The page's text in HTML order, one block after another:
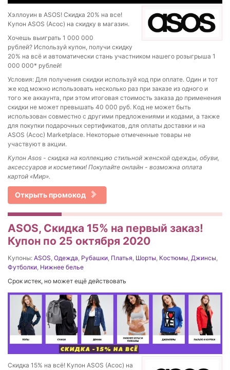
Хэллоуин в ASOS! Скидка 20% на все!
Купон ASOS (Асос) на скидку в магазин.
Хочешь выиграть 1 000 000
рублей? Используй купон, получи скидку
20% на всё и автоматически стань участником нашего розыгрыша 1
000 000* рублей!
Условия: Для получения скидки используй код при оплате. Один и тот
же код можно использовать несколько раз при заказе из одного и
того же аккаунта, при этом итоговая стоимость заказа до применения
скидки не может превышать 40 000 руб. Код не может быть
использован совместно с другими предложениями и кодами, а также
для покупки подарочных сертификатов, для оплаты доставки и на
ASOS (Асос) Marketplace. Некоторые отмеченные товары не
участвуют в акции.
Купон Asos - скидка на коллекцию стильной женской одежды, обуви,
аксессуаров и косметики! Покупайте онлайн - возможна оплата
картой «Мир».
Открыть промокод
ASOS, Скидка 15% на первый заказ!
Купон по 25 октября 2020
Купоны: ASOS Одежда Рубашки Платья Шорты Костюмы Джинсы
Футболки Нижнее белье
Срок истек, но может ещё действовать
Скидка 15% на всё! Купон ASOS (Асос) на